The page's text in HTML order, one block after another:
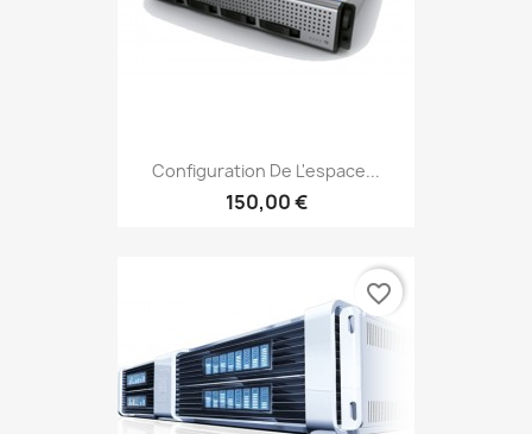
Configuration De L'espace...
150,00 €
favorite_border